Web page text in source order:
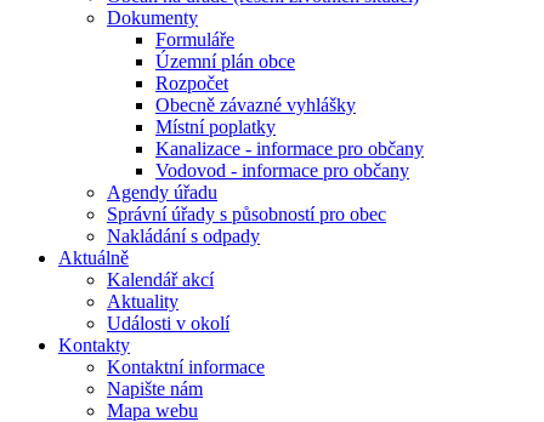
Dokumenty
Formuláře
Územní plán obce
Rozpočet
Obecně závazné vyhlášky
Místní poplatky
Kanalizace - informace pro občany
Vodovod - informace pro občany
Agendy úřadu
Správní úřady s působností pro obec
Nakládání s odpady
Aktuálně
Kalendář akcí
Aktuality
Události v okolí
Kontakty
Kontaktní informace
Napište nám
Mapa webu